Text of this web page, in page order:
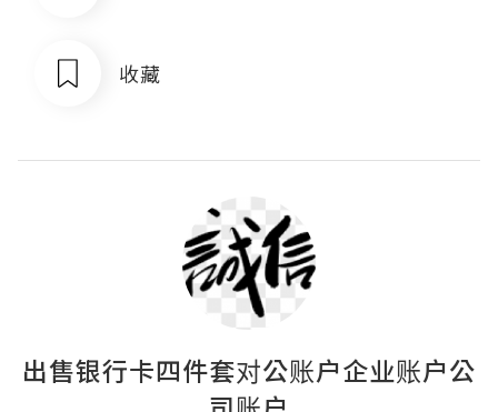
收藏
出售银行卡四件套对公账户企业账户公